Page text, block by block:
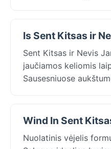
Is Sent Kitsas ir
Sent Kitsas ir Nevis
jaučiamos keliomis
Sausesniuose
Wind In Sent
Nuolatinis vėjelis